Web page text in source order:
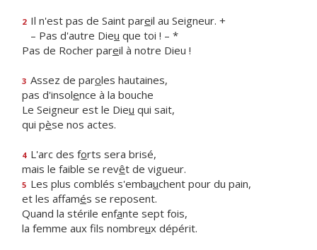
2 Il n'est pas de Saint pareil au Seigneur. +
– Pas d'autre Dieu que toi ! – *
Pas de Rocher pareil à notre Dieu !
3 Assez de paroles hautaines,
pas d'insolence à la bouche
Le Seigneur est le Dieu qui sait,
qui pèse nos actes.
4 L'arc des forts sera brisé,
mais le faible se revêt de vigueur.
5 Les plus comblés s'embauchent pour du pain,
et les affamés se reposent.
Quand la stérile enfante sept fois,
la femme aux fils nombreux dépérit.